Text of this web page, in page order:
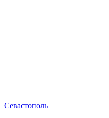
Севастополь